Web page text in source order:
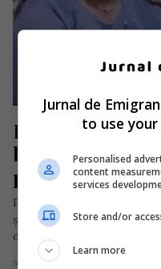
Badantă ucisă
bătrânei
primit o
Pellegrino Reibaldi, un
și originar din localitatea
din…
Scris de Mihai Diaconu
Jurnal de
to use
Personalised
content
services
Store and/or
Learn more